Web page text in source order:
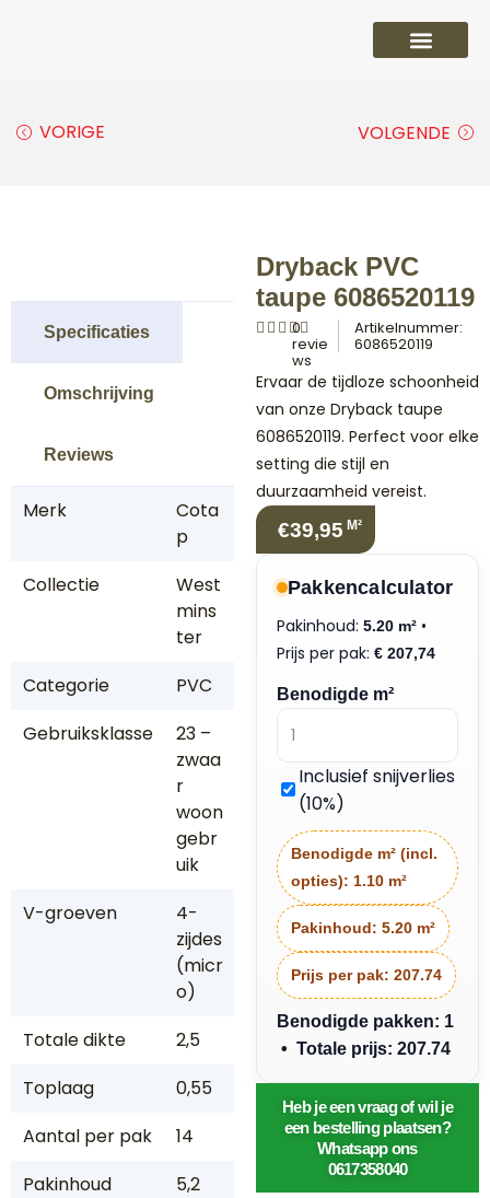
VORIGE VOLGENDE
Specificaties
Omschrijving
Reviews
Merk
Cota
p
Collectie
West
mins
ter
Categorie
PVC
Gebruiksklasse
23 –
zwaa
r
woon
gebr
uik
V-groeven
4-
zijdes
(micr
o)
Totale dikte
2,5
Toplaag
0,55
Aantal per pak
14
Pakinhoud
5,2
Dryback PVC
taupe 6086520119
0
revie
ws
Artikelnummer:
6086520119
Ervaar de tijdloze schoonheid
van onze Dryback taupe
6086520119. Perfect voor elke
setting die stijl en
duurzaamheid vereist.
€39,95 M²
Pakkencalculator
Pakinhoud: 5.20 m² •
Prijs per pak: € 207,74
Benodigde m²
Inclusief snijverlies
(10%)
Benodigde m² (incl.
opties): 1.10 m²
Pakinhoud: 5.20 m²
Prijs per pak: 207.74
Benodigde pakken: 1
• Totale prijs: 207.74
Heb je een vraag of wil je
een bestelling plaatsen?
Whatsapp ons
0617358040